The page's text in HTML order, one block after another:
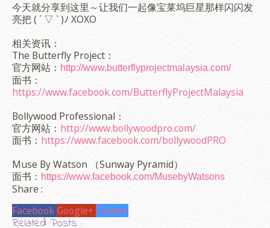
今天就分享到这里～让我们一起像宝莱坞巨星那样闪闪发
亮把 ( ´ ▽ ` )ﾉ XOXO
相关资讯：
The Butterfly Project：
官方网站： http://www.butterflyprojectmalaysia.com/
面书：
https://www.facebook.com/ButterflyProjectMalaysia
Bollywood Professional：
官方网站： http://www.bollywoodpro.com/
面书： https://www.facebook.com/bollywoodPRO
Muse By Watson （Sunway Pyramid）
面书： https://www.facebook.com/MusebyWatsons
Share :
Facebook Google+ Twitter
Related Posts :